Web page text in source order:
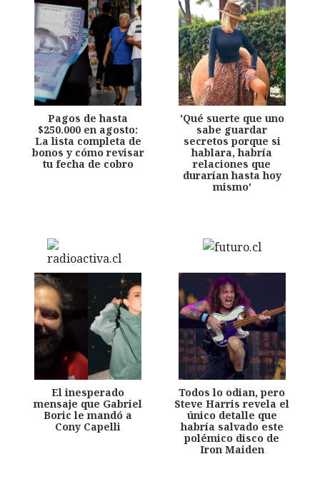
Pagos de hasta
$250.000 en agosto:
La lista completa de
bonos y cómo revisar
tu fecha de cobro
'Qué suerte que uno
sabe guardar
secretos porque si
hablara, habría
relaciones que
durarían hasta hoy
mismo'
El inesperado
mensaje que Gabriel
Boric le mandó a
Cony Capelli
Todos lo odian, pero
Steve Harris revela el
único detalle que
habría salvado este
polémico disco de
Iron Maiden